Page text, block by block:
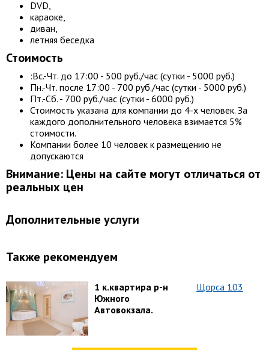
DVD,
караоке,
диван,
летняя беседка
Стоимость
:Вс.-Чт. до 17:00 - 500 руб./час (сутки - 5000 руб.)
Пн.-Чт. после 17:00 - 700 руб./час (сутки - 5000 руб.)
Пт.-Сб. - 700 руб./час (сутки - 6000 руб.)
Стоимость указана для компании до 4-х человек. За
каждого дополнительного человека взимается 5%
стоимости.
Компании более 10 человек к размещению не
допускаются
Внимание: Цены на сайте могут отличаться от
реальных цен
Дополнительные услуги
Также рекомендуем
1 к.квартира р-н
Южного
Автовокзала.
Щорса 103